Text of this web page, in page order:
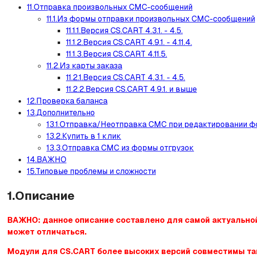
11.Отправка произвольных СМС-сообщений
11.1.Из формы отправки произвольных СМС-сообщений
11.1.1.Версия CS.CART 4.3.1. - 4.5.
11.1.2.Версия CS.CART 4.9.1. - 4.11.4.
11.1.3.Версия CS.CART 4.11.5.
11.2.Из карты заказа
11.2.1.Версия CS.CART 4.3.1. - 4.5.
11.2.2.Версия CS.CART 4.9.1. и выше
12.Проверка баланса
13.Дополнительно
13.1.Отправка/Неотправка СМС при редактировании
13.2.Купить в 1 клик
13.3.Отправка СМС из формы отгрузок
14.ВАЖНО
15.Типовые проблемы и сложности
1.Описание
ВАЖНО: данное описание составлено для самой
может отличаться.
Модули для CS.CART более высоких версий совместимы